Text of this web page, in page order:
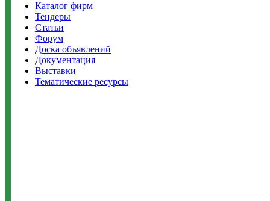
Каталог фирм
Тендеры
Статьи
Форум
Доска объявлений
Документация
Выставки
Тематические ресурсы